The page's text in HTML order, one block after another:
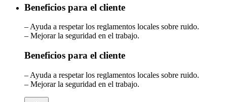
Beneficios para el cliente
– Ayuda a respetar los reglamentos locales sobre ruido.
– Mejorar la seguridad en el trabajo.
Beneficios para el cliente
– Ayuda a respetar los reglamentos locales sobre ruido.
– Mejorar la seguridad en el trabajo.